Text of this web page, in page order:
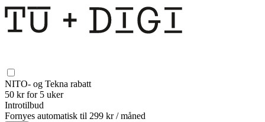
NITO- og Tekna rabatt
50 kr for 5 uker
Introtilbud
Fornyes automatisk til 299 kr / måned